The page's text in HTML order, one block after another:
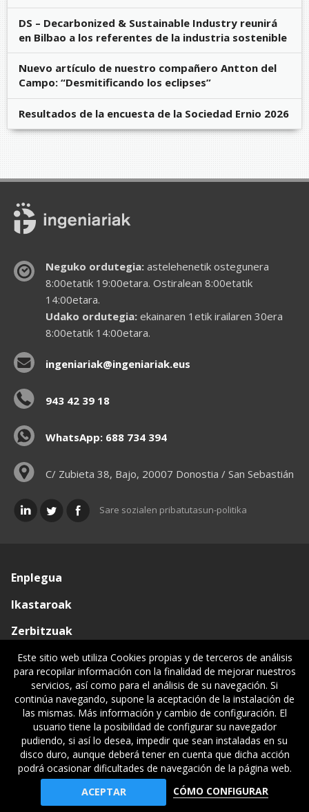
DS – Decarbonized & Sustainable Industry reunirá
en Bilbao a los referentes de la industria sostenible
Nuevo artículo de nuestro compañero Antton del
Campo: “Desmitificando los eclipses”
Resultados de la encuesta de la Sociedad Ernio 2026
Neguko ordutegia:astelehenetik ostegunera
8:00etatik 19:00etara. Ostiralean 8:00etatik
14:00etara.
Udako ordutegia:ekainaren 1etik irailaren 30era
8:00etatik 14:00etara.
ingeniariak@ingeniariak.eus
943 42 39 18
WhatsApp: 688 734 394
C/ Zubieta 38, Bajo, 20007 Donostia / San Sebastián
Sare sozialen pribatutasun-politika
Enplegua
Ikastaroak
Zerbitzuak
Elkargoa
Oniritziak
Lehiatila Bakarra
Lege informazioa
© Gipuzkoako Industri Ingeniariaren Elkargo Ofiziala - Colegio
Oficial de Ingenieros Industriales de Gipuzkoa
Este sitio web utiliza Cookies propias y de terceros de análisis
para recopilar información con la finalidad de mejorar nuestros
servicios, así como para el análisis de su navegación. Si
continúa navegando, supone la aceptación de la instalación de
las mismas. Más información y cambio de configuración. El
usuario tiene la posibilidad de configurar su navegador
pudiendo, si así lo desea, impedir que sean instaladas en su
disco duro, aunque deberá tener en cuenta que dicha acción
podrá ocasionar dificultades de navegación de la página web.
ACEPTAR
CÓMO CONFIGURAR